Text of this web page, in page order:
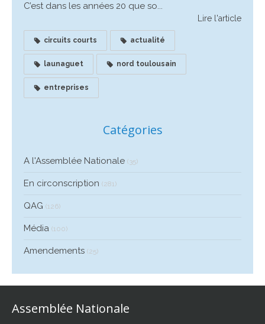
C’est dans les années 20 que so...
Lire l'article
circuits courts actualité
launaguet nord toulousain
entreprises
Catégories
A l'Assemblée Nationale (35)
En circonscription (281)
QAG (126)
Média (100)
Amendements (25)
Assemblée Nationale